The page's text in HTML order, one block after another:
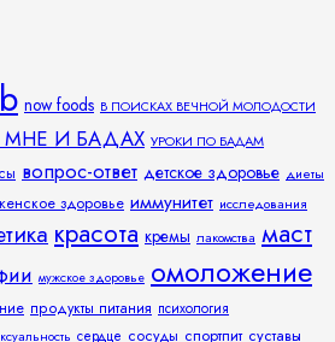
now foods В ПОИСКАХ ВЕЧНОЙ МОЛОДОСТИ
И БАДАХ УРОКИ ПО БАДАМ
вопрос-ответ детское здоровье диеты
здоровье иммунитет исследования
красота кремы лакомства маст
мужское здоровье омоложение
продукты питания психология
сердце сосуды спортпит суставы